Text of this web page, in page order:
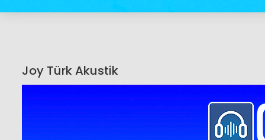
Joy Türk Akustik